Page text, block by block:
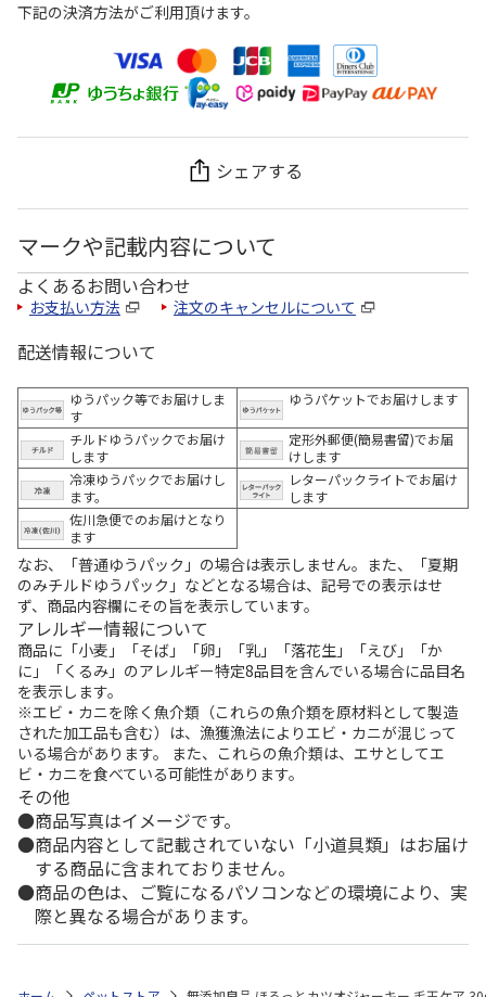
下記の決済方法がご利用頂けます。
シェアする
マークや記載内容について
よくあるお問い合わせ
お支払い方法 注文のキャンセルについて
配送情報について
ゆうパック等でお届けしま
す
ゆうパケットでお届けします
チルドゆうパックでお届け
します
定形外郵便(簡易書留)でお届
けします
冷凍ゆうパックでお届けし
ます。
レターパックライトでお届け
します
佐川急便でのお届けとなり
ます
なお、「普通ゆうパック」の場合は表示しません。また、「夏期
のみチルドゆうパック」などとなる場合は、記号での表示はせ
ず、商品内容欄にその旨を表示しています。
アレルギー情報について
商品に「小麦」「そば」「卵」「乳」「落花生」「えび」「か
に」「くるみ」のアレルギー特定8品目を含んでいる場合に品目名
を表示します。
※エビ・カニを除く魚介類（これらの魚介類を原材料として製造
された加工品も含む）は、漁獲漁法によりエビ・カニが混じって
いる場合があります。 また、これらの魚介類は、エサとしてエ
ビ・カニを食べている可能性があります。
その他
商品写真はイメージです。
商品内容として記載されていない「小道具類」はお届け
する商品に含まれておりません。
商品の色は、ご覧になるパソコンなどの環境により、実
際と異なる場合があります。